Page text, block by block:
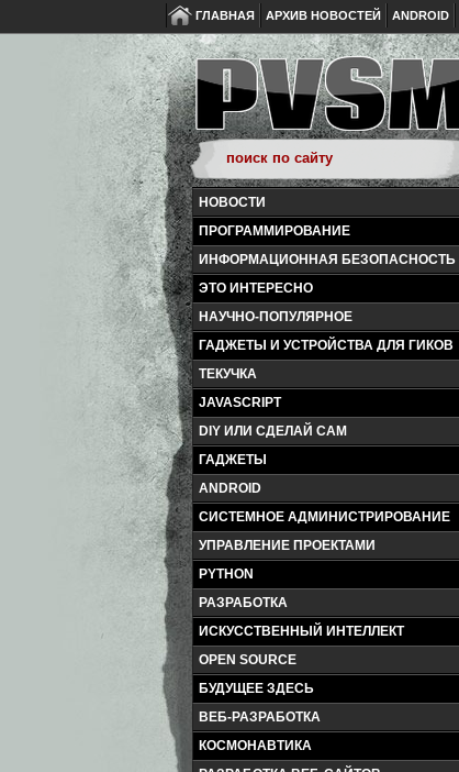
ГЛАВНАЯ АРХИВ НОВОСТЕЙ ANDROID
НОВОСТИ
ПРОГРАММИРОВАНИЕ
ИНФОРМАЦИОННАЯ БЕЗОПАСНОСТЬ
ЭТО ИНТЕРЕСНО
НАУЧНО-ПОПУЛЯРНОЕ
ГАДЖЕТЫ И УСТРОЙСТВА ДЛЯ ГИКОВ
ТЕКУЧКА
JAVASCRIPT
DIY ИЛИ СДЕЛАЙ САМ
ГАДЖЕТЫ
ANDROID
СИСТЕМНОЕ АДМИНИСТРИРОВАНИЕ
УПРАВЛЕНИЕ ПРОЕКТАМИ
PYTHON
РАЗРАБОТКА
ИСКУССТВЕННЫЙ ИНТЕЛЛЕКТ
OPEN SOURCE
БУДУЩЕЕ ЗДЕСЬ
ВЕБ-РАЗРАБОТКА
КОСМОНАВТИКА